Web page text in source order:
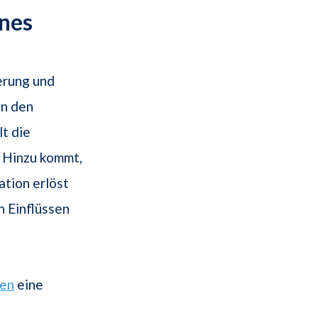
und
den
die
kommt,
erlöst
Einflüssen
eine